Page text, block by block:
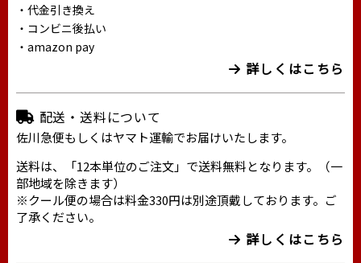
・代金引き換え
・コンビニ後払い
・amazon pay
詳しくはこちら
配送・送料について
佐川急便もしくはヤマト運輸でお届けいたします。
送料は、「12本単位のご注文」で送料無料となります。（一
部地域を除きます）
※クール便の場合は料金330円は別途頂戴しております。ご
了承ください。
詳しくはこちら